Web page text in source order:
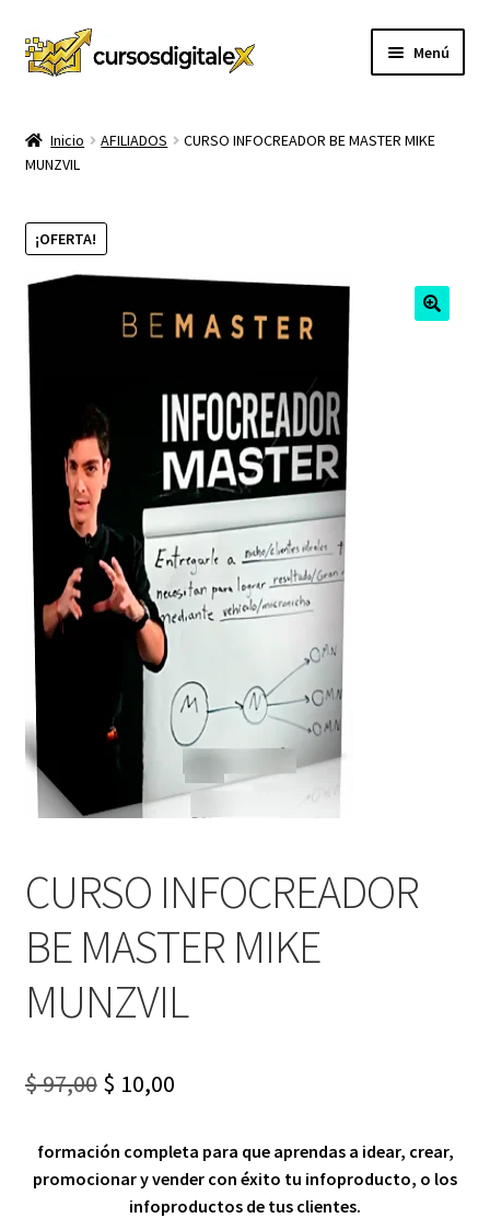
Ir
a
Ir
al
Menú
TIENDA
CURSOS
hijo
MEMBRESIA
MI CUENTA
CARRITO
CONTACTO
Inicio AFILIADOS
CURSO INFOCREADOR BE MASTER MIKE
MUNZVIL
¡OFERTA!
CURSO INFOCREADOR
BE MASTER MIKE
MUNZVIL
$97,00 Original
was:
$ 97,00.
$ 10,00Current
is:
$ 10,00.
formación completa para que aprendas a idear, crear,
promocionar y vender con éxito tu infoproducto, o los
infoproductos de tus clientes.